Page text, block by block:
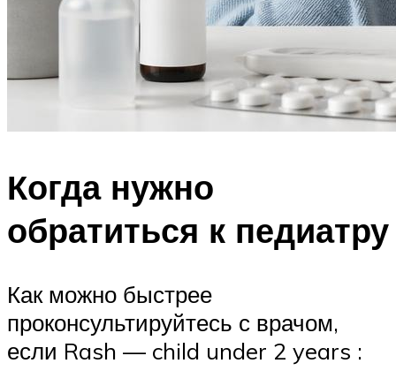
Когда нужно
обратиться к педиатру
Как можно быстрее
проконсультируйтесь с врачом,
если Rash — child under 2 years :